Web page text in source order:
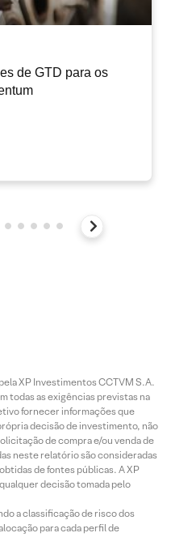
de GTD para os
XP Investimentos CCTVM S.A.
todas as exigências previstas na
fornecer informações que
decisão de investimento, não
de compra e/ou venda de
neste relatório são consideradas
de fontes públicas. A XP
decisão tomada pelo
a classificação de risco dos
para cada perfil de